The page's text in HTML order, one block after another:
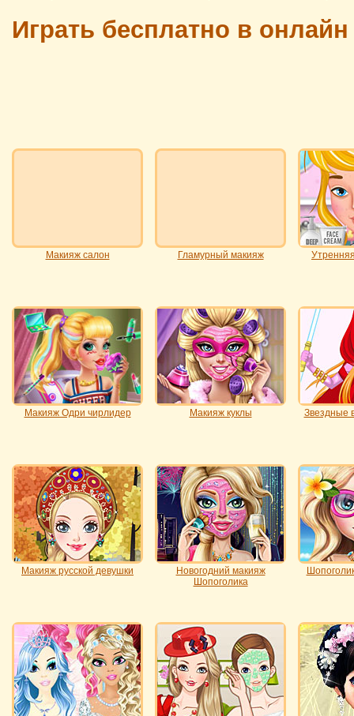
Играть бесплатно в
Макияж салон Гламурный макияж
Макияж Одри чирлидер Макияж куклы Звездные
Макияж русской девушки
Новогодний макияж
Шопоголика